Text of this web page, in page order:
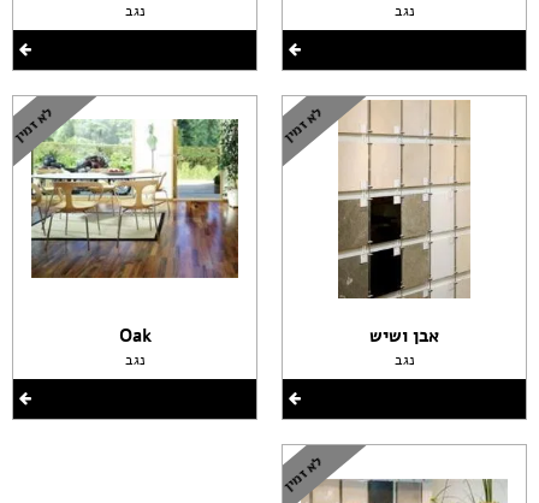
נגב
אבן ושיש
נגב
נגב
Oak
נגב